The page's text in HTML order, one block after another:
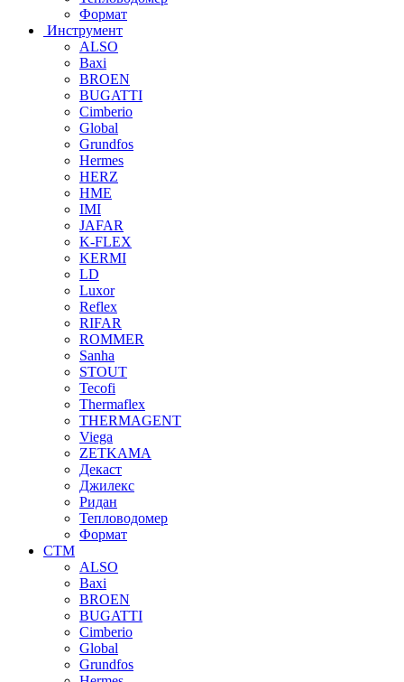
Формат
Инструмент
ALSO
Baxi
BROEN
BUGATTI
Cimberio
Global
Grundfos
Hermes
HERZ
HME
IMI
JAFAR
K-FLEX
KERMI
LD
Luxor
Reflex
RIFAR
ROMMER
Sanha
STOUT
Tecofi
Thermaflex
THERMAGENT
Viega
ZETKAMA
Декаст
Джилекс
Ридан
Тепловодомер
Формат
СТМ
ALSO
Baxi
BROEN
BUGATTI
Cimberio
Global
Grundfos